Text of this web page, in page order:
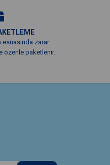
esnasında zarar
özenle paketlenir.